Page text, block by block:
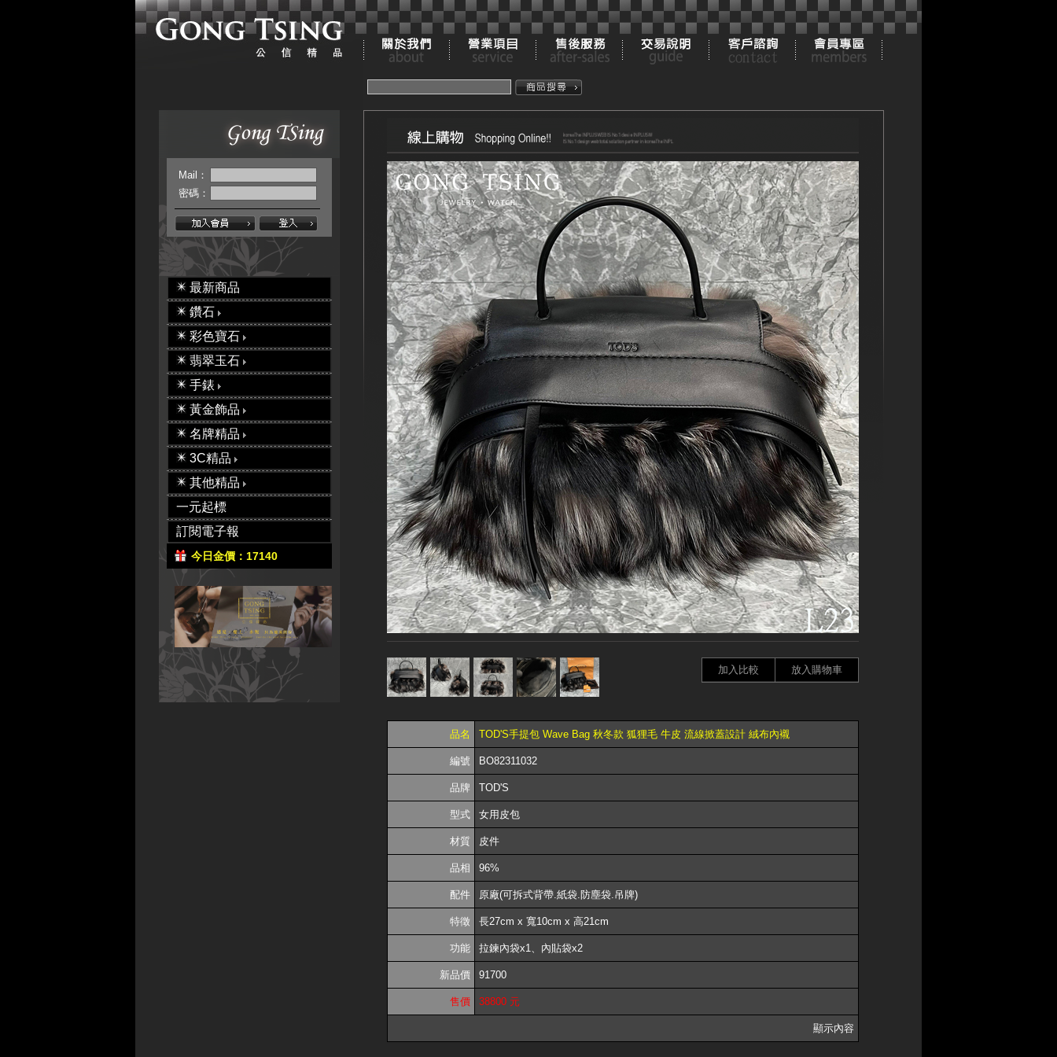
Mail：
密碼：
最新商品
鑽石
彩色寶石
翡翠玉石
手錶
黃金飾品
名牌精品
3C精品
其他精品
一元起標
訂閱電子報
今日金價：17140
加入比較 放入購物車
品名 TOD'S手提包 Wave Bag 秋冬款 狐狸毛 牛皮 流線掀蓋設計 絨布內襯
編號 BO82311032
品牌 TOD'S
型式 女用皮包
材質 皮件
品相 96%
配件 原廠(可拆式背帶.紙袋.防塵袋.吊牌)
特徵 長27cm x 寬10cm x 高21cm
功能 拉鍊內袋x1、內貼袋x2
新品價 91700
售價 38800 元
顯示內容